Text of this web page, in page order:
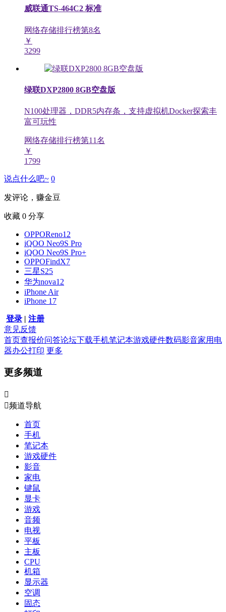
威联通TS-464C2 标准
网络存储排行榜第8名
￥
3299
绿联DXP2800 8GB空盘版
N100处理器，DDR5内存条，支持虚拟机Docker探索丰
富可玩性
网络存储排行榜第11名
￥
1799
说点什么吧~ 0
发评论，赚金豆
收藏 0 分享
OPPOReno12
iQOO Neo9S Pro
iQOO Neo9S Pro+
OPPOFindX7
三星S25
华为nova12
iPhone Air
iPhone 17
登录 | 注册
意见反馈
首页查报价问答论坛下载手机笔记本游戏硬件数码影音家用电
器办公打印 更多
更多频道

频道导航
首页
手机
笔记本
游戏硬件
影音
家电
键鼠
显卡
游戏
音频
电视
平板
主板
CPU
机箱
显示器
空调
固态